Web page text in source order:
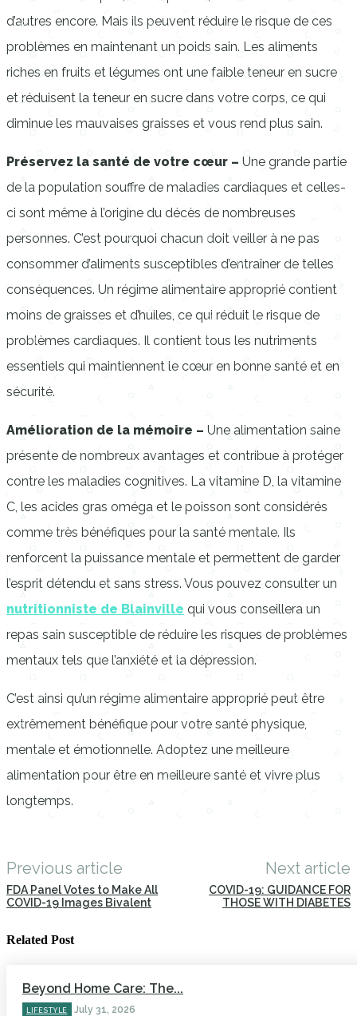
d’autres encore. Mais ils peuvent réduire le risque de ces
problèmes en maintenant un poids sain. Les aliments
riches en fruits et légumes ont une faible teneur en sucre
et réduisent la teneur en sucre dans votre corps, ce qui
diminue les mauvaises graisses et vous rend plus sain.
Préservez la santé de votre cœur – Une grande partie
de la population souffre de maladies cardiaques et celles-
ci sont même à l’origine du décès de nombreuses
personnes. C’est pourquoi chacun doit veiller à ne pas
consommer d’aliments susceptibles d’entraîner de telles
conséquences. Un régime alimentaire approprié contient
moins de graisses et d’huiles, ce qui réduit le risque de
problèmes cardiaques. Il contient tous les nutriments
essentiels qui maintiennent le cœur en bonne santé et en
sécurité.
Amélioration de la mémoire – Une alimentation saine
présente de nombreux avantages et contribue à protéger
contre les maladies cognitives. La vitamine D, la vitamine
C, les acides gras oméga et le poisson sont considérés
comme très bénéfiques pour la santé mentale. Ils
renforcent la puissance mentale et permettent de garder
l’esprit détendu et sans stress. Vous pouvez consulter un
nutritionniste de Blainville qui vous conseillera un
repas sain susceptible de réduire les risques de problèmes
mentaux tels que l’anxiété et la dépression.
C’est ainsi qu’un régime alimentaire approprié peut être
extrêmement bénéfique pour votre santé physique,
mentale et émotionnelle. Adoptez une meilleure
alimentation pour être en meilleure santé et vivre plus
longtemps.
Previous article
FDA Panel Votes to Make All
COVID-19 Images Bivalent
Next article
COVID-19: GUIDANCE FOR
THOSE WITH DIABETES
Related Post
Beyond Home Care: The...
LIFESTYLE July 31, 2026